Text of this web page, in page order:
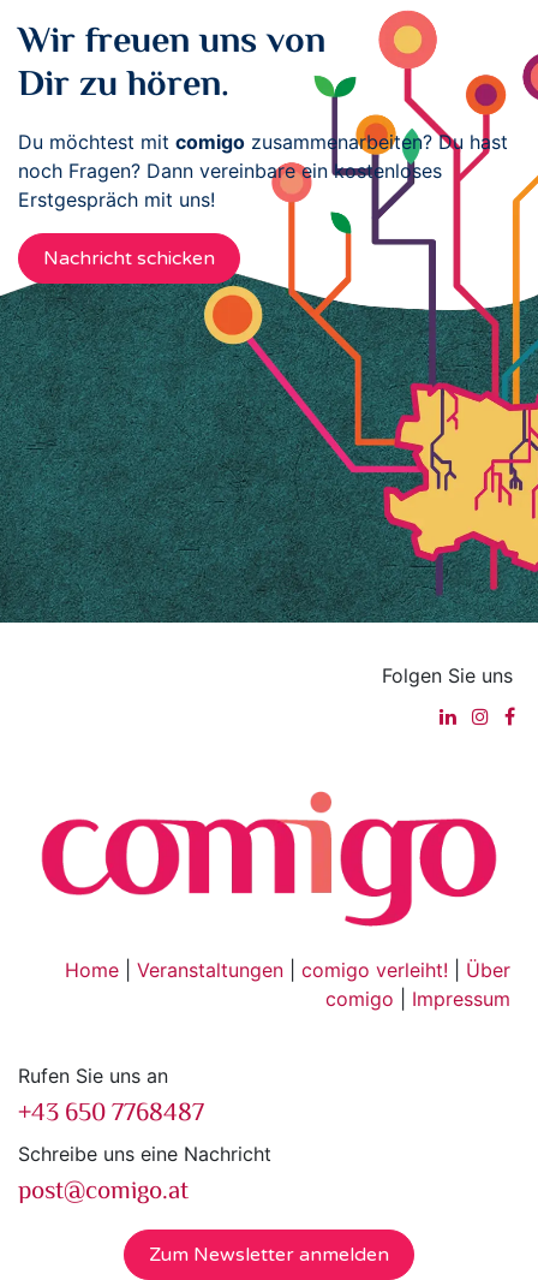
Wir freuen uns von
Dir zu hören.
Du möchtest mit comigo zusammenarbeiten? Du hast
noch Fragen? Dann vereinbare ein kostenloses
Erstgespräch mit uns!
Nachricht schicken
Folgen Sie uns
Home Veranstaltungen comigo verleiht!
Über
comigo
Impressum
Rufen Sie uns an
+43 650 7768487
Schreibe uns eine Nachricht
post@comigo.at
Zum Newsletter anmelden